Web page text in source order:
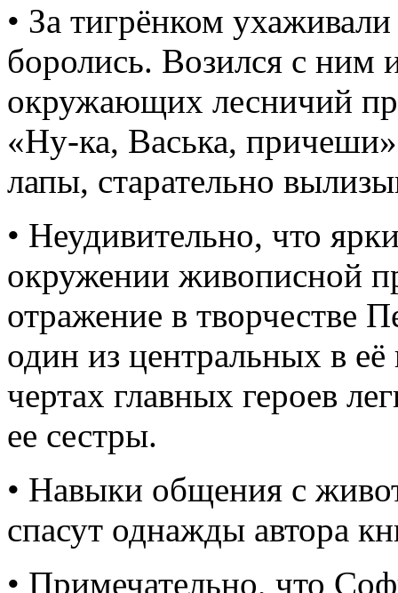
• За тигрёнком
боролись. Возился с ним
окружающих лесничий
«Ну-ка, Васька,
лапы, старательно
• Неудивительно, что
окружении живописной
отражение в творчестве
один из центральных в её
чертах главных героев
ее сестры.
• Навыки общения с
спасут однажды автора
• Примечательно, что